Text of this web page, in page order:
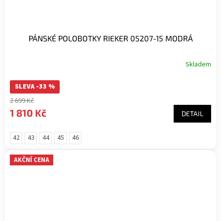
PÁNSKÉ POLOBOTKY RIEKER 05207-15 MODRÁ
Skladem
SLEVA -33 %
2 699 Kč
1 810 Kč DETAIL
42 43 44 45 46
AKČNÍ CENA